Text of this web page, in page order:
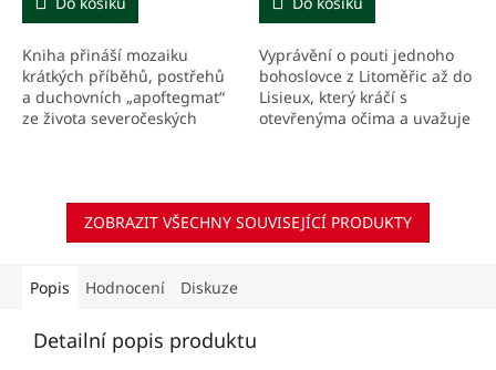
Kniha přináší mozaiku
krátkých příběhů, postřehů
a duchovních „apoftegmat“
ze života severočeských
Vyprávění o pouti jednoho
bohoslovce z Litoměřic až do
Lisieux, který kráčí s
otevřenýma očima a uvažuje
ZOBRAZIT VŠECHNY SOUVISEJÍCÍ PRODUKTY
Popis Hodnocení Diskuze
Detailní popis produktu